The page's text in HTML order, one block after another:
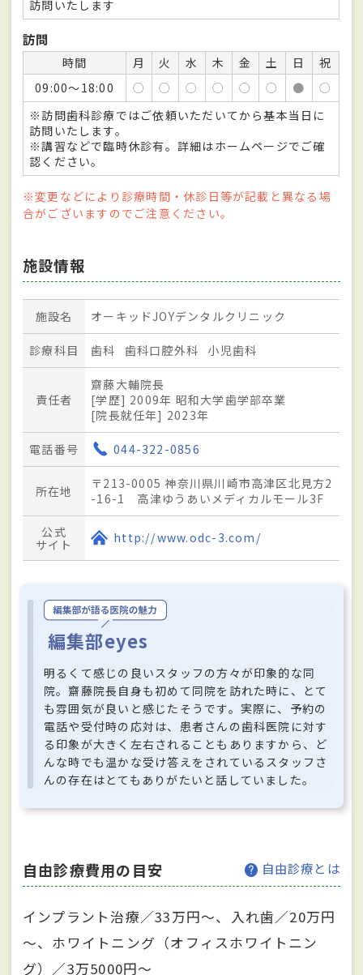
訪問いたします
訪問
時間 月 火 水 木 金 土 日
祝
09:00～18:00
○ ○ ○ ○ ○ ○ ●
○
※訪問歯科診療ではご依頼いただいてから基本当日に
訪問いたします。
※講習などで臨時休診有。詳細はホームページでご確
認ください。
※変更などにより診療時間・休診日等が記載と異なる場
合がございますのでご注意ください。
施設情報
施設名 オーキッドJOYデンタルクリニック
診療科目 歯科 歯科口腔外科 小児歯科
責任者
齋藤大輔院長
[学歴] 2009年 昭和大学歯学部卒業
[院長就任年] 2023年
電話番号 044-322-0856
所在地
〒213-0005 神奈川県川崎市高津区北見方2
-16-1 高津ゆうあいメディカルモール3F
公式
サイト
http://www.odc-3.com/
編集部eyes
明るくて感じの良いスタッフの方々が印象的な同
院。齋藤院長自身も初めて同院を訪れた時に、とて
も雰囲気が良いと感じたそうです。実際に、予約の
電話や受付時の応対は、患者さんの歯科医院に対す
る印象が大きく左右されることもありますから、ど
んな時でも温かな受け答えをされているスタッフさ
んの存在はとてもありがたいと話していました。
自由診療費用の目安 自由診療とは
インプラント治療／33万円～、入れ歯／20万円
～、ホワイトニング（オフィスホワイトニン
グ）／3万5000円～